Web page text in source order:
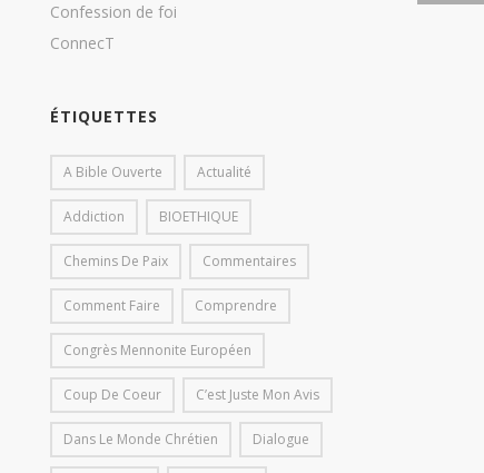
Confession de foi
ConnecT
ÉTIQUETTES
A Bible Ouverte Actualité
Addiction BIOETHIQUE
Chemins De Paix Commentaires
Comment Faire Comprendre
Congrès Mennonite Européen
Coup De Coeur C’est Juste Mon Avis
Dans Le Monde Chrétien Dialogue